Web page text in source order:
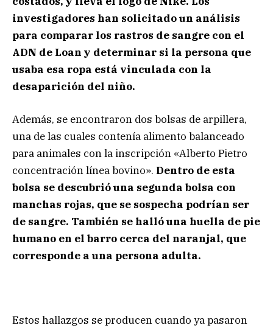
investigadores han solicitado un análisis
para comparar los rastros de sangre con el
ADN de Loan y determinar si la persona que
usaba esa ropa está vinculada con la
desaparición del niño.
Además, se encontraron dos bolsas de arpillera,
una de las cuales contenía alimento balanceado
para animales con la inscripción «Alberto Pietro
concentración línea bovino». Dentro de esta
bolsa se descubrió una segunda bolsa con
manchas rojas, que se sospecha podrían ser
de sangre. También se halló una huella de pie
humano en el barro cerca del naranjal, que
corresponde a una persona adulta.
Estos hallazgos se producen cuando ya pasaron